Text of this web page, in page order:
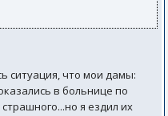
ситуация, что мои дамы:
в больнице по
я ездил их